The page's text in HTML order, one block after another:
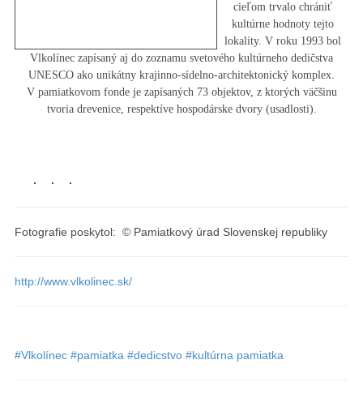
cieľom trvalo chrániť
kultúrne hodnoty tejto
lokality. V roku 1993 bol
Vlkolínec zapísaný aj do zoznamu svetového kultúrneho dedičstva
UNESCO ako unikátny krajinno-sídelno-architektonický komplex.
V pamiatkovom fonde je zapísaných 73 objektov, z ktorých väčšinu
tvoria drevenice, respektíve hospodárske dvory (usadlosti).
​Fotografie poskytol: © Pamiatkový úrad Slovenskej republiky
http://www.vlkolinec.sk/
#Vlkolínec #pamiatka #dedicstvo #kultúrna pamiatka